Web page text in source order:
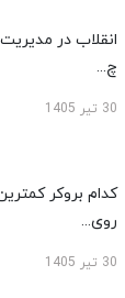
انقلاب در مدیریت
چ...
30 تیر 1405
کدام بروکر
روی...
30 تیر 1405